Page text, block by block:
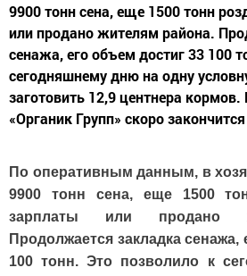
9900 тонн сена, еще 1500 тонн
или продано жителям района.
сенажа, его объем достиг 33 100
сегодняшнему дню на одну
заготовить 12,9 центнера кормов.
«Органик Групп» скоро
По оперативным данным, в
9900 тонн сена, еще 1500
зарплаты или продано
Продолжается закладка сенажа,
100 тонн. Это позволило к